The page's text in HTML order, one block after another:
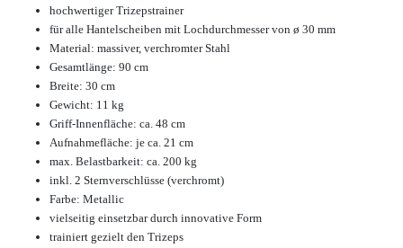
hochwertiger Trizepstrainer
für alle Hantelscheiben mit Lochdurchmesser von ø 30 mm
Material: massiver, verchromter Stahl
Gesamtlänge: 90 cm
Breite: 30 cm
Gewicht: 11 kg
Griff-Innenfläche: ca. 48 cm
Aufnahmefläche: je ca. 21 cm
max. Belastbarkeit: ca. 200 kg
inkl. 2 Sternverschlüsse (verchromt)
Farbe: Metallic
vielseitig einsetzbar durch innovative Form
trainiert gezielt den Trizeps